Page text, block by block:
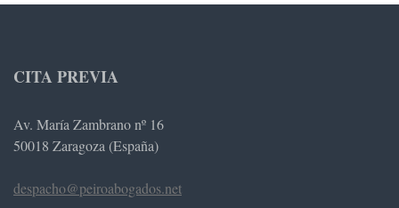
CITA PREVIA
Av. María Zambrano nº 16
50018 Zaragoza (España)
despacho@peiroabogados.net